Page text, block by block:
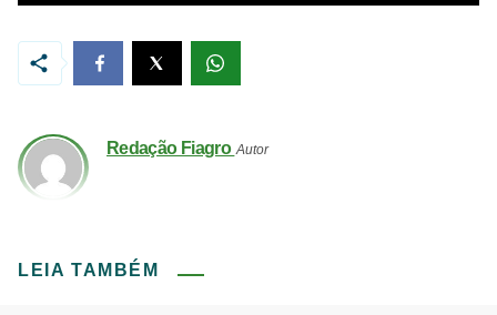
Redação Fiagro Autor
LEIA TAMBÉM